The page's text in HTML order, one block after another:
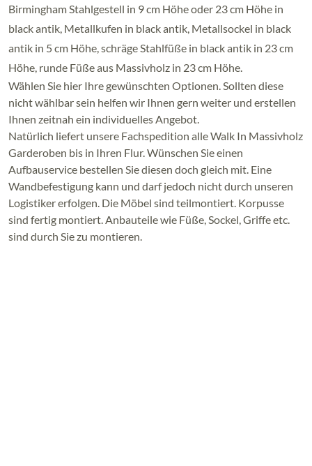
Birmingham Stahlgestell in 9 cm Höhe oder 23 cm Höhe in
black antik, Metallkufen in black antik, Metallsockel in black
antik in 5 cm Höhe, schräge Stahlfüße in black antik in 23 cm
Höhe, runde Füße aus Massivholz in 23 cm Höhe.
Wählen Sie hier Ihre gewünschten Optionen. Sollten diese
nicht wählbar sein helfen wir Ihnen gern weiter und erstellen
Ihnen zeitnah ein individuelles Angebot.
Natürlich liefert unsere Fachspedition alle Walk In Massivholz
Garderoben bis in Ihren Flur. Wünschen Sie einen
Aufbauservice bestellen Sie diesen doch gleich mit. Eine
Wandbefestigung kann und darf jedoch nicht durch unseren
Logistiker erfolgen. Die Möbel sind teilmontiert. Korpusse
sind fertig montiert. Anbauteile wie Füße, Sockel, Griffe etc.
sind durch Sie zu montieren.